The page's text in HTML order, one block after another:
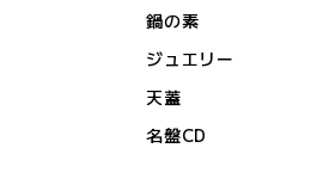
鍋の素
ジュエリー
天蓋
名盤CD